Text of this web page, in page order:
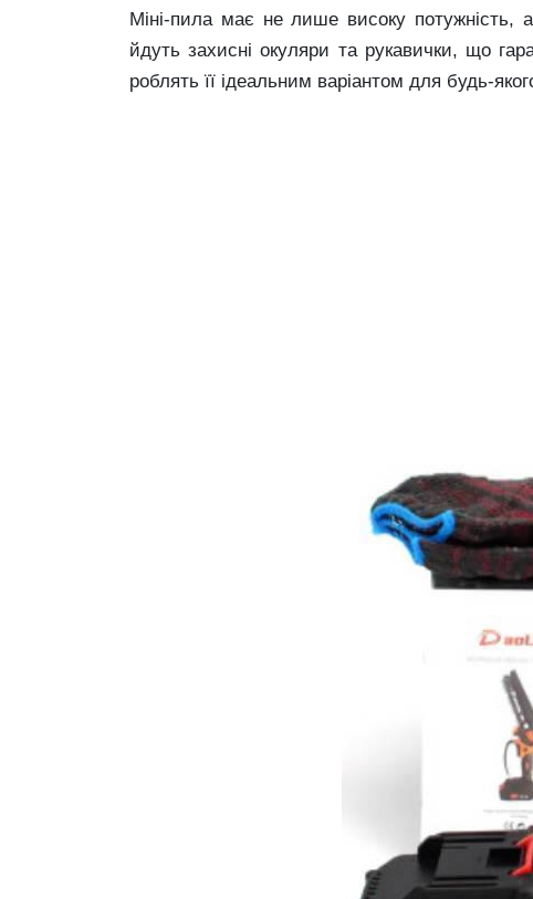
Міні-пила має не лише високу потужність,
йдуть захисні окуляри та рукавички, що
роблять її ідеальним варіантом для будь-